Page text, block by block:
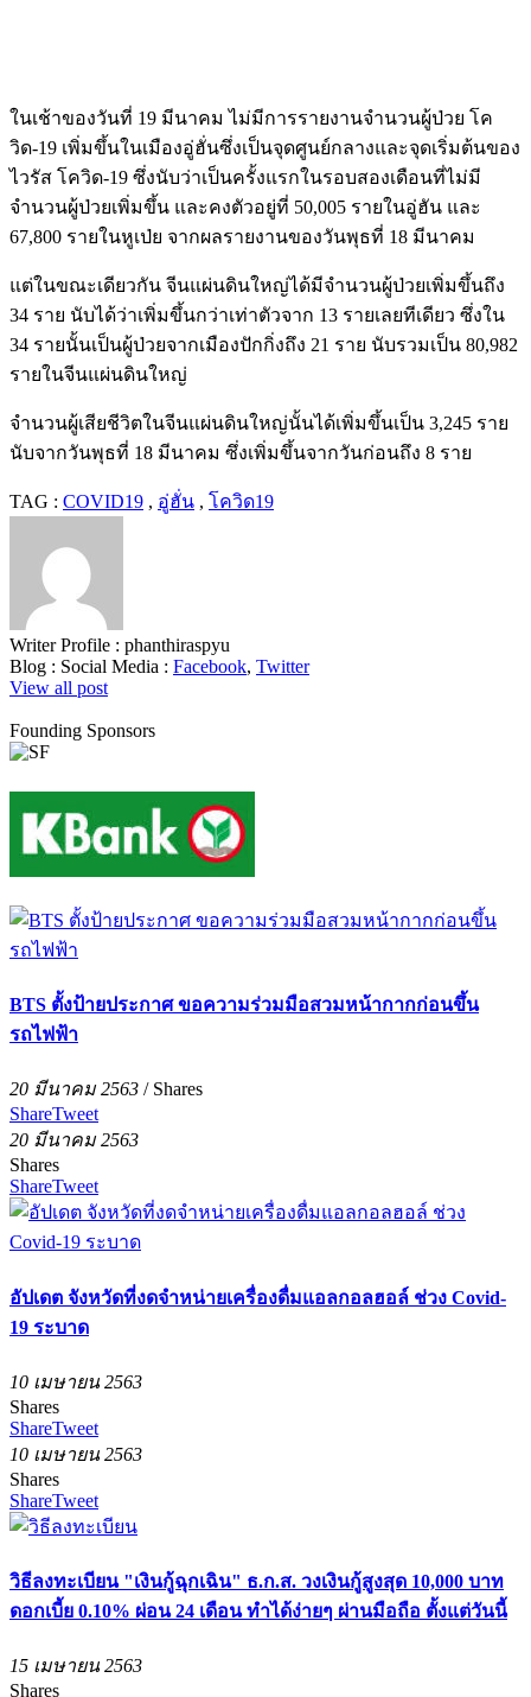
ในเช้าของวันที่ 19 มีนาคม ไม่มีการรายงานจำนวนผู้ป่วย โค
วิด-19 เพิ่มขึ้นในเมืองอู่ฮั่นซึ่งเป็นจุดศูนย์กลางและจุดเริ่มต้นของ
ไวรัส โควิด-19 ซึ่งนับว่าเป็นครั้งแรกในรอบสองเดือนที่ไม่มี
จำนวนผู้ป่วยเพิ่มขึ้น และคงตัวอยู่ที่ 50,005 รายในอู่ฮัน และ
67,800 รายในหูเป่ย จากผลรายงานของวันพุธที่ 18 มีนาคม
แต่ในขณะเดียวกัน จีนแผ่นดินใหญ่ได้มีจำนวนผู้ป่วยเพิ่มขึ้นถึง
34 ราย นับได้ว่าเพิ่มขึ้นกว่าเท่าตัวจาก 13 รายเลยทีเดียว ซึ่งใน
34 รายนั้นเป็นผู้ป่วยจากเมืองปักกิ่งถึง 21 ราย นับรวมเป็น 80,982
รายในจีนแผ่นดินใหญ่
จำนวนผู้เสียชีวิตในจีนแผ่นดินใหญ่นั้นได้เพิ่มขึ้นเป็น 3,245 ราย
นับจากวันพุธที่ 18 มีนาคม ซึ่งเพิ่มขึ้นจากวันก่อนถึง 8 ราย
TAG : COVID19 , อู่ฮั่น , โควิด19
Writer Profile : phanthiraspyu
Blog : Social Media : Facebook, Twitter
View all post
Founding Sponsors
BTS ตั้งป้ายประกาศ ขอความร่วมมือสวมหน้ากากก่อนขึ้น
รถไฟฟ้า
20 มีนาคม 2563 / Shares
ShareTweet
20 มีนาคม 2563
Shares
ShareTweet
อัปเดต จังหวัดที่งดจำหน่ายเครื่องดื่มแอลกอลฮอล์ ช่วง Covid-
19 ระบาด
10 เมษายน 2563
Shares
ShareTweet
10 เมษายน 2563
Shares
ShareTweet
วิธีลงทะเบียน "เงินกู้ฉุกเฉิน" ธ.ก.ส. วงเงินกู้สูงสุด 10,000 บาท
ดอกเบี้ย 0.10% ผ่อน 24 เดือน ทำได้ง่ายๆ ผ่านมือถือ ตั้งแต่วันนี้
15 เมษายน 2563
Shares